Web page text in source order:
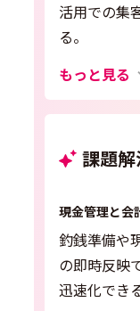
活用での集
る。
もっと見る
課題
現金管理と会
釣銭準備や
の即時反映
迅速化でき